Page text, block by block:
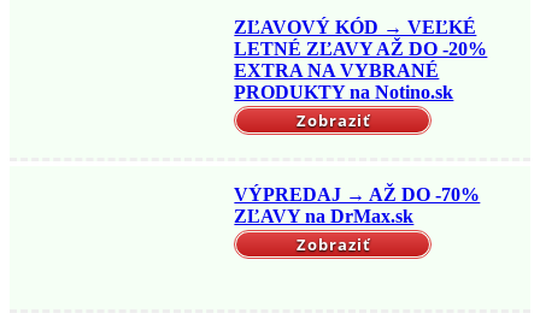
ZĽAVOVÝ KÓD → VEĽKÉ
LETNÉ ZĽAVY AŽ DO -20%
EXTRA NA VYBRANÉ
PRODUKTY na Notino.sk
Zobraziť
VÝPREDAJ → AŽ DO -70%
ZĽAVY na DrMax.sk
Zobraziť